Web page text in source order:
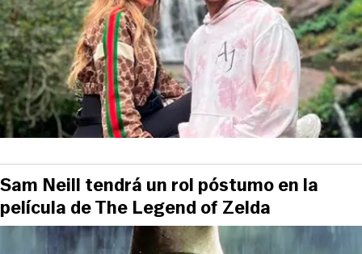
Sam Neill tendrá un rol póstumo en la
película de The Legend of Zelda